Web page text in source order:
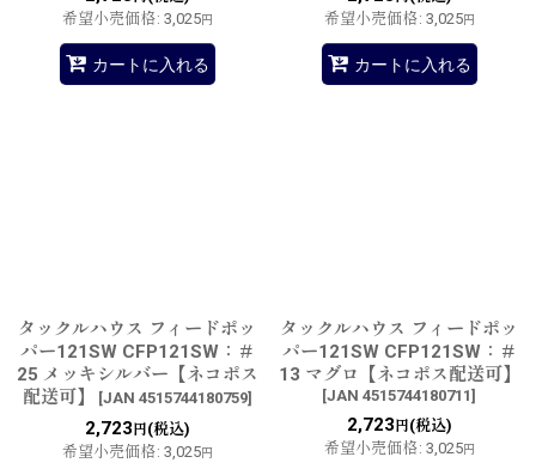
希望小売価格: 3,025円
カートに入れる
希望小売価格: 3,025円
カートに入れる
タックルハウス フィードポッ
パー121SW CFP121SW：＃
25 メッキシルバー【ネコポス
配送可】
[JAN 4515744180759]
2,723 円(税込)
希望小売価格: 3,025円
タックルハウス フィードポッ
パー121SW CFP121SW：＃
13 マグロ【ネコポス配送可】
[JAN 4515744180711]
2,723 円(税込)
希望小売価格: 3,025円